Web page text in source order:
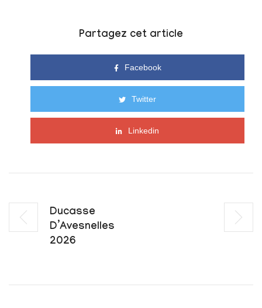
Partagez cet article
Facebook
Twitter
Linkedin
Ducasse
D’Avesnelles
2026